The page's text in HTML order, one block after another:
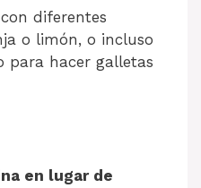
diferentes
o limón, o incluso
para hacer galletas
en lugar de